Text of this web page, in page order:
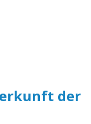
der